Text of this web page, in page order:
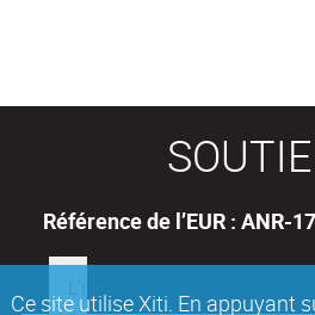
Ce site utilise Xiti. En appuyant
Référence de l’EUR : ANR-